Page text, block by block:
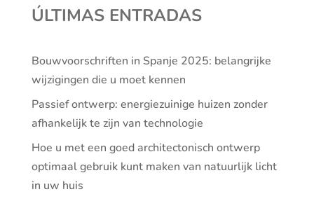
ÚLTIMAS ENTRADAS
Bouwvoorschriften in Spanje 2025: belangrijke
wijzigingen die u moet kennen
Passief ontwerp: energiezuinige huizen zonder
afhankelijk te zijn van technologie
Hoe u met een goed architectonisch ontwerp
optimaal gebruik kunt maken van natuurlijk licht
in uw huis